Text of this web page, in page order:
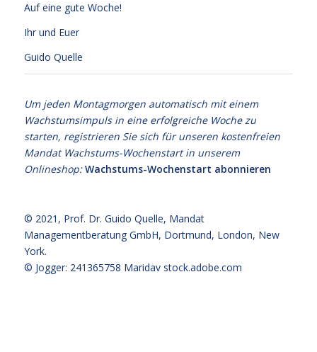
Auf eine gute Woche!
Ihr und Euer
Guido Quelle
Um jeden Montagmorgen automatisch mit einem
Wachstumsimpuls in eine erfolgreiche Woche zu
starten, registrieren Sie sich für unseren kostenfreien
Mandat Wachstums-Wochenstart in unserem
Onlineshop:Wachstums-Wochenstart abonnieren
© 2021, Prof. Dr. Guido Quelle, Mandat
Managementberatung GmbH, Dortmund, London, New
York.
© Jogger: 241365758 Maridav stock.adobe.com